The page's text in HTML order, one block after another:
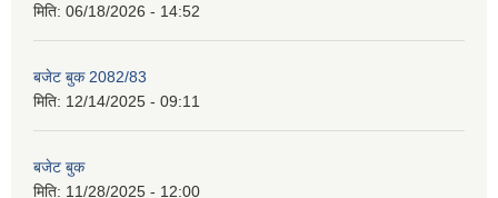
मिति: 06/18/2026 - 14:52
बजेट बुक 2082/83
मिति: 12/14/2025 - 09:11
बजेट बुक
मिति: 11/28/2025 - 12:00